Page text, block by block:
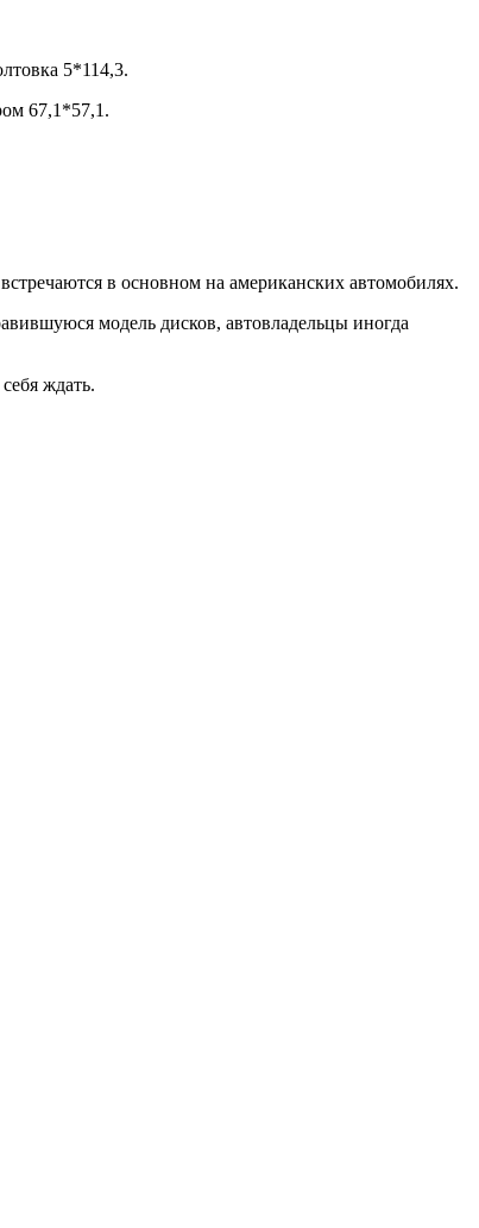
5*114,3.
67,1*57,1.
в основном на американских автомобилях.
модель дисков, автовладельцы иногда
ждать.